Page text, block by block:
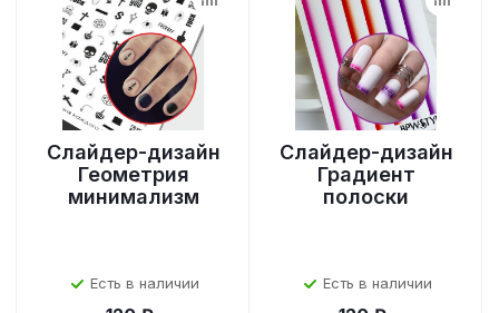
Слайдер-дизайн
Геометрия
минимализм
Есть в наличии
Слайдер-дизайн
Градиент
полоски
Есть в наличии